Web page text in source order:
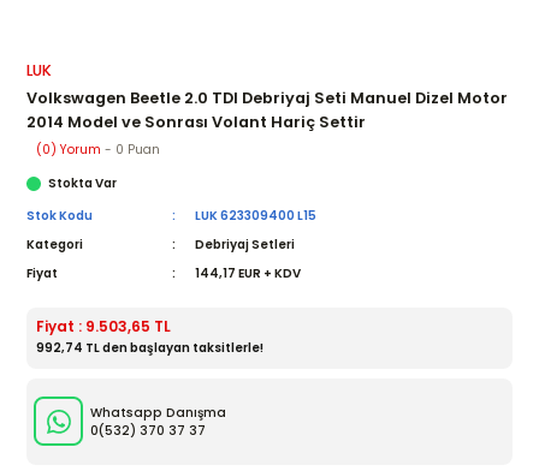
LUK
Volkswagen Beetle 2.0 TDI Debriyaj Seti Manuel Dizel Motor
2014 Model ve Sonrası Volant Hariç Settir
(0) Yorum - 0 Puan
Stokta Var
Stok Kodu
LUK 623309400 L15
Kategori
Debriyaj Setleri
Fiyat
144,17 EUR + KDV
Fiyat : 9.503,65 TL
992,74 TL den başlayan taksitlerle!
Whatsapp Danışma
0(532) 370 37 37